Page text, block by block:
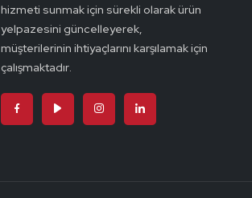
hizmeti sunmak için sürekli olarak ürün
yelpazesini güncelleyerek,
müşterilerinin ihtiyaçlarını karşılamak için
çalışmaktadır.